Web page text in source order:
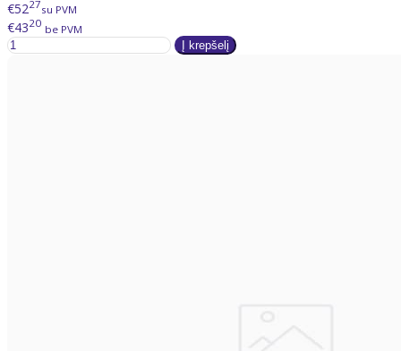
€5227su PVM
€4320 be PVM